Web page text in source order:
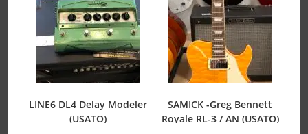
LINE6 DL4 Delay Modeler
(USATO)
SAMICK -Greg Bennett
Royale RL-3 / AN (USATO)